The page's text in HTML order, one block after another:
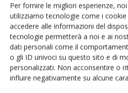
Per fornire le migliori esperienze,
utilizziamo tecnologie come i
accedere alle informazioni del
tecnologie permetterà a noi e ai
dati personali come il
o gli ID univoci su questo sito e di
personalizzati. Non acconsentire o
influire negativamente su alcune
Rimani
Iscriviti alle nostre